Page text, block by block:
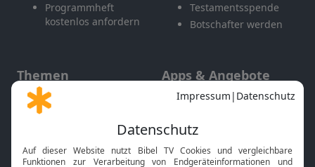
Programmheft
kostenlos anfordern
Testamentsspende
Botschafter werden
Themen
Gott und Bibel erklärt
Neuigkeiten
Apps & Angebote
Mobile App
Smart TV